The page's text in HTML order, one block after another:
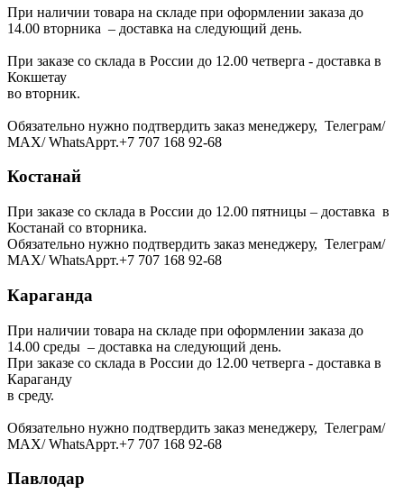
При наличии товара на складе при оформлении заказа до
14.00 вторника – доставка на следующий день.
При заказе со склада в России до 12.00 четверга - доставка в
Кокшетау
во вторник.
Обязательно нужно подтвердить заказ менеджеру, Телеграм/
МАХ/ WhatsAppт.+7 707 168 92-68
Костанай
При заказе со склада в России до 12.00 пятницы – доставка в
Костанай со вторника.
Обязательно нужно подтвердить заказ менеджеру, Телеграм/
МАХ/ WhatsAppт.+7 707 168 92-68
Караганда
При наличии товара на складе при оформлении заказа до
14.00 среды – доставка на следующий день.
При заказе со склада в России до 12.00 четверга - доставка в
Караганду
в среду.
Обязательно нужно подтвердить заказ менеджеру, Телеграм/
МАХ/ WhatsAppт.+7 707 168 92-68
Павлодар